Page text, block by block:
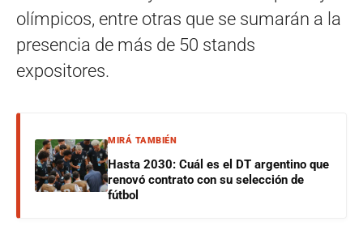
olímpicos, entre otras que se sumarán a la
presencia de más de 50 stands
expositores.
MIRÁ TAMBIÉN
Hasta 2030: Cuál es el DT argentino que
renovó contrato con su selección de
fútbol